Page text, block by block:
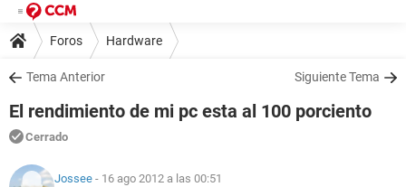
Foros Hardware
Tema Anterior Siguiente Tema
El rendimiento de mi pc esta al 100 porciento
Cerrado
Jossee - 16 ago 2012 a las 00:51